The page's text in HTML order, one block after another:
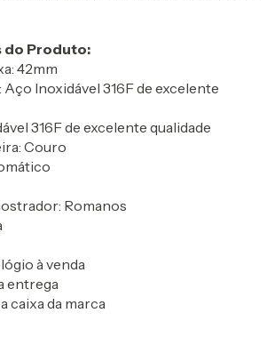
do Produto:
42mm
Aço Inoxidável 316F de excelente
316F de excelente qualidade
Couro
Romanos
à venda
entrega
caixa da marca